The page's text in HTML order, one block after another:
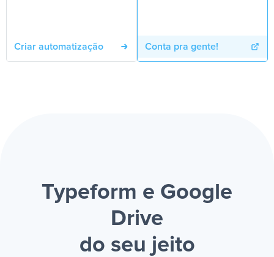
Criar automatização Conta pra gente!
Typeform e Google
Drive
do seu jeito